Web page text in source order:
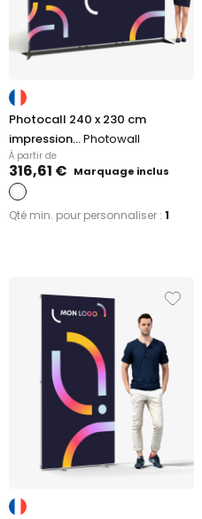
Photocall 240 x 230 cm
impression...Photowall
À partir de
316,61 € Marquage inclus
Qté min. pour personnaliser : 1